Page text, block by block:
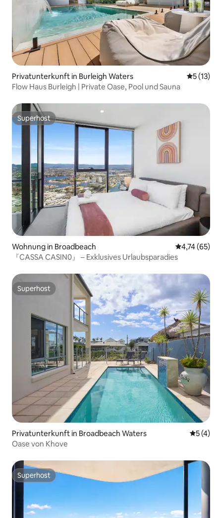
Privatunterkunft in Burleigh Waters
5 (13)
Flow Haus Burleigh | Private Oase, Pool und Sauna
Superhost
Superhost
Wohnung in Broadbeach
4,74 (65)
『CASSA CASIN0』 – Exklusives Urlaubsparadies
Superhost
Superhost
Privatunterkunft in Broadbeach Waters
5 (4)
Oase von Khove
Superhost
Superhost